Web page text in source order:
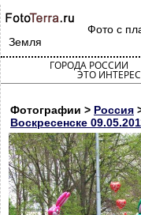
Фото с
Земля
ГОРОДА РОССИИ
ЭТО
Фотографии > Россия
Воскресенске